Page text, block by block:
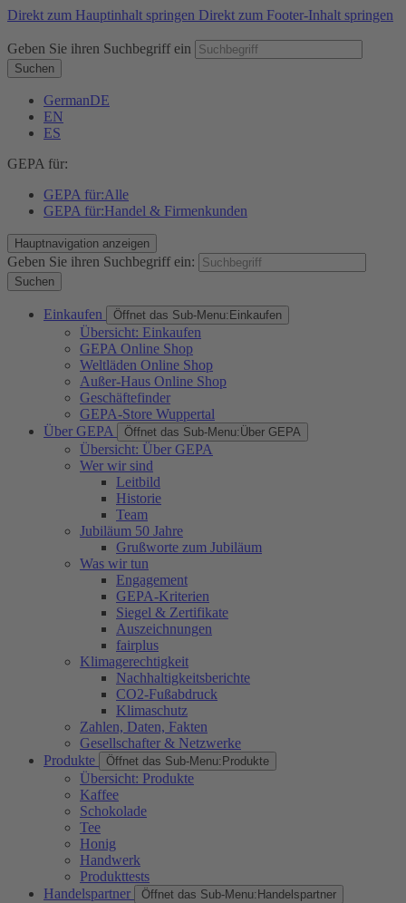
Direkt zum Hauptinhalt springen Direkt zum Footer-Inhalt springen
Geben Sie ihren Suchbegriff ein
Suchen
GermanDE
EN
ES
GEPA für:
GEPA für:Alle
GEPA für:Handel & Firmenkunden
Hauptnavigation anzeigen
Geben Sie ihren Suchbegriff ein:
Suchen
Einkaufen Öffnet das Sub-Menu: Einkaufen
Übersicht: Einkaufen
GEPA Online Shop
Weltläden Online Shop
Außer-Haus Online Shop
Geschäftefinder
GEPA-Store Wuppertal
Über GEPA
Öffnet das Sub-Menu:Über GEPA
Übersicht: Über GEPA
Wer wir sind
Leitbild
Historie
Team
Jubiläum 50 Jahre
Grußworte zum Jubiläum
Was wir tun
Engagement
GEPA-Kriterien
Siegel & Zertifikate
Auszeichnungen
fairplus
Klimagerechtigkeit
Nachhaltigkeitsberichte
CO2-Fußabdruck
Klimaschutz
Zahlen, Daten, Fakten
Gesellschafter & Netzwerke
Produkte
Öffnet das Sub-Menu: Produkte
Übersicht: Produkte
Kaffee
Schokolade
Tee
Honig
Handwerk
Produkttests
Handelspartner
Öffnet das Sub-Menu: Handelspartner